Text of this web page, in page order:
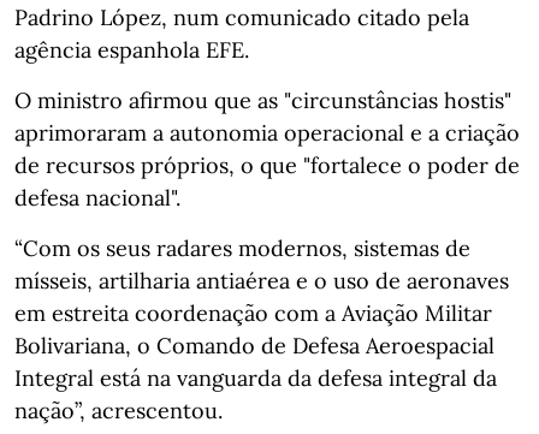
Padrino López, num comunicado citado pela
agência espanhola EFE.
O ministro afirmou que as "circunstâncias hostis"
aprimoraram a autonomia operacional e a criação
de recursos próprios, o que "fortalece o poder de
defesa nacional".
“Com os seus radares modernos, sistemas de
mísseis, artilharia antiaérea e o uso de aeronaves
em estreita coordenação com a Aviação Militar
Bolivariana, o Comando de Defesa Aeroespacial
Integral está na vanguarda da defesa integral da
nação”, acrescentou.